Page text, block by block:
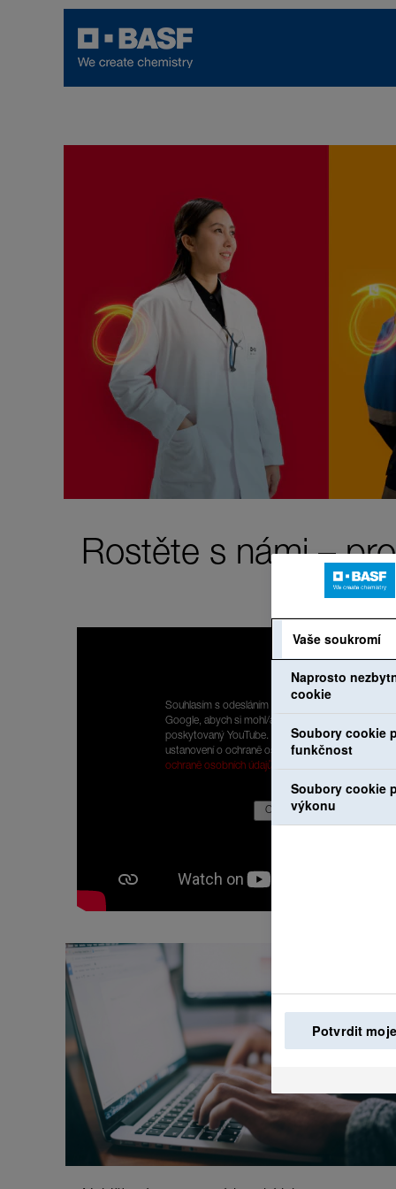
Rostěte s námi –
Souhlasím s odesláním mých osobních údajů do
Google, abych si mohl/a prohlížet obsah
poskytovaný YouTube. Přečetl/a jsem si
ustanovení o ochraně osobních údajů:Prohlášení o
ochraně osobních údajů
Vaše soukromí
Naprosto
cookie
Soubory cookie
funkčnost
Soubory cookie
výkonu
Potvrdit